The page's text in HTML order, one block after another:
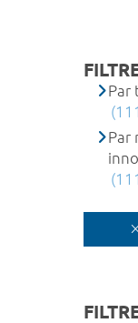
Par
Par